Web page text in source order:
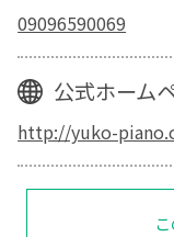
09096590069
公式ホーム
http://yuko-